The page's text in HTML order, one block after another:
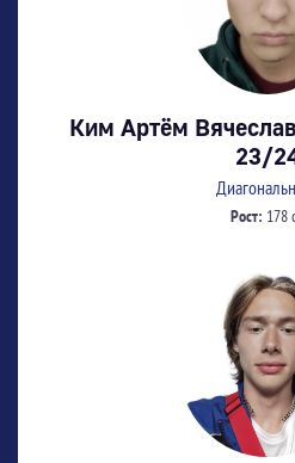
Ким Артём
23/
Рост: 178